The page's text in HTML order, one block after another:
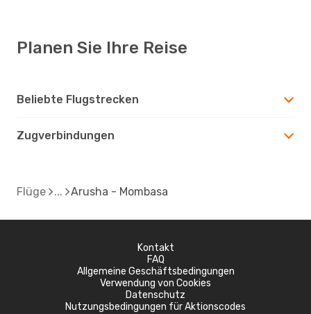
Planen Sie Ihre Reise
Beliebte Flugstrecken
Zugverbindungen
Flüge Arusha - Mombasa
Kontakt
FAQ
Allgemeine Geschäftsbedingungen
Verwendung von Cookies
Datenschutz
Nutzungsbedingungen für Aktionscodes